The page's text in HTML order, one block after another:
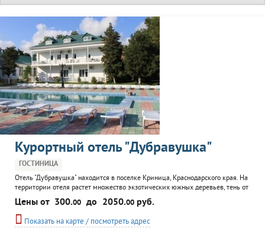
Курортный отель "Дубравушка"
ГОСТИНИЦА
Отель "Дубравушка" находится в поселке Криница, Краснодарского края. На
территории отеля растет множество экзотических южных деревьев, тень от
которых позволяет отдыхающим провести самое жаркое время суток в
прохладе и тишине. Мелко-галечный пляж, оборудованный лежаками и
навесами (за дополнительную плату), находится в пяти минутах ходьбы от
отеля. К услугам гостей - бассейн...
Цены от 300.00 до 2050.00 руб.
Показать на карте / посмотреть адрес